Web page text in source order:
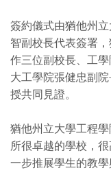
簽約儀式由猶他州
智副校長代表簽署
作三位副校長、工
大工學院張健忠副
授共同見證。
猶他州立大學工程
所很卓越的學校，
一步推展學生的教